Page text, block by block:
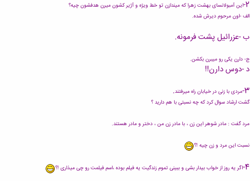
2- این آمبولانسای بهشت زهرا که میندازن تو خط ویژه و آژیر کشون میرن هدفشون چیه؟
الف -اون مرحوم دیرش شده.
ب -عزرائیل پشت فرمونه.
ج- دارن یکی رو میبرن بکشن.
د -دوس دارن!!
3- مردی با زنی در خیابان راه میرفتند.
گشت ارشاد سوال کرد که چه نسبتی با هم دارید ؟
مرد گفت : مادر شوهر این زن ، با مادر زن من ، دختر و مادر هستند.
نسبت این مرد و زن چیه !؟
4- اگر یه روز از خواب بیدار بشی و ببینی تموم زندگیت یه فیلم بوده ،اسم فیلمت رو چی میذاری !؟